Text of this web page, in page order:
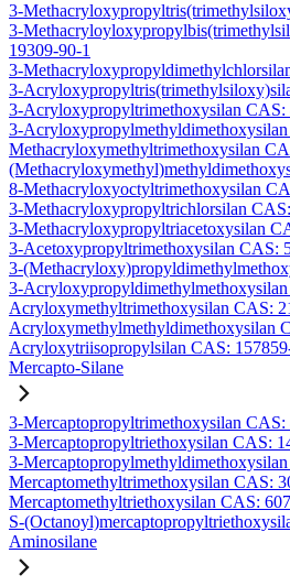
3-
3-
19309-90-1
3-
3-
3-Acryloxypropyltrimethoxysilan CAS:
3-
Methacryloxymethyltrimethoxysilan
8-Methacryloxyoctyltrimethoxysilan
3-Methacryloxypropyltrichlorsilan
3-Methacryloxypropyltriacetoxysilan
3-Acetoxypropyltrimethoxysilan CAS:
3-
3-
Acryloxymethyltrimethoxysilan CAS:
Acryloxymethylmethyldimethoxysilan
Acryloxytriisopropylsilan CAS:
Mercapto-Silane
3-Mercaptopropyltrimethoxysilan CAS:
3-Mercaptopropyltriethoxysilan CAS:
3-
Mercaptomethyltrimethoxysilan CAS:
Mercaptomethyltriethoxysilan CAS:
S-
Aminosilane